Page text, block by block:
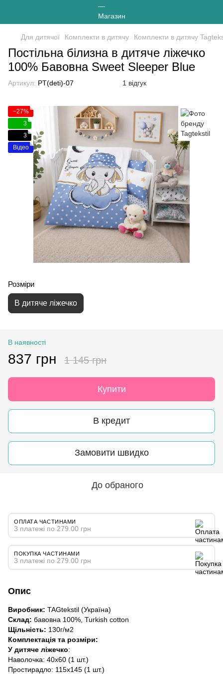
Для дитячої Комплекти в дитячу Комплекти в дитячу
Постільна білизна в дитяче ліжечко
100% Бавовна Sweet Sleeper Blue
Артикул: PT(deti)-07 1 відгук
−27%
3
3
Відео
Розміри
В дитяче ліжечко
В наявності
837 грн 1 145 грн
Купити
В кредит
Замовити швидко
До обраного
ОПЛАТА ЧАСТИНАМИ
3 платежі по 279.00 грн
ПОКУПКА ЧАСТИНАМИ
3 платежі по 279.00 грн
Опис
Виробник: TAGtekstil (Україна)
Склад: бавовна 100%, Turkish cotton
Щільність: 130г/м2
Комплектація та розміри:
У дитяче ліжечко:
Наволочка: 40x60 (1 шт.)
Простирадло: 115x145 (1 шт.)